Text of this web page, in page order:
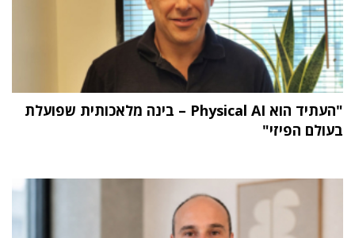
"העתיד הוא Physical AI – בינה מלאכותית שפועלת
בעולם הפיזי"